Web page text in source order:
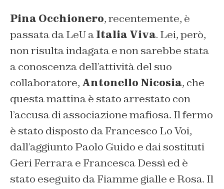
Pina Occhionero, recentemente, è
passata da LeU aItalia Viva. Lei, però,
non risulta indagata e non sarebbe stata
a conoscenza dell’attività del suo
collaboratore, Antonello Nicosia, che
questa mattina è stato arrestato con
l’accusa di associazione mafiosa. Il fermo
è stato disposto da Francesco Lo Voi,
dall’aggiunto Paolo Guido e dai sostituti
Geri Ferrara e Francesca Dessì ed è
stato eseguito da Fiamme gialle e Rosa. Il